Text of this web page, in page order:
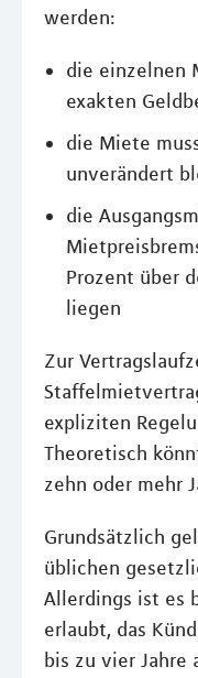
werden:
die einzelnen
exakten
die Miete
unverändert
die
Prozent über
liegen
Zur
expliziten
Theoretisch
zehn oder mehr
Grundsätzlich
üblichen
Allerdings ist es
erlaubt, das
bis zu vier Jahre